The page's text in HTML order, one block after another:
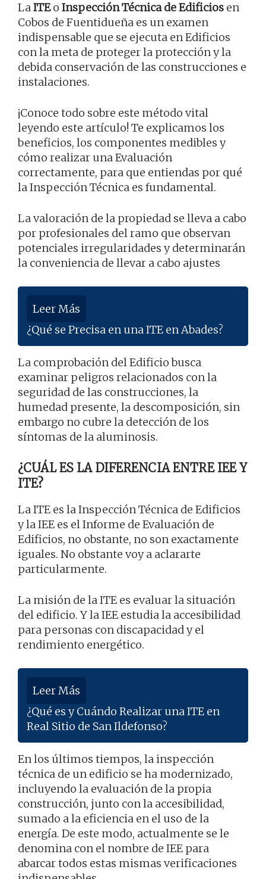
LaITEo Inspección Técnica de Edificios en
Cobos de Fuentidueña es un examen
indispensable que se ejecuta en Edificios
con la meta de proteger la protección y la
debida conservación de las construcciones e
instalaciones.
¡Conoce todo sobre este método vital
leyendo este artículo! Te explicamos los
beneficios, los componentes medibles y
cómo realizar una Evaluación
correctamente, para que entiendas por qué
la Inspección Técnica es fundamental.
La valoración de la propiedad se lleva a cabo
por profesionales del ramo que observan
potenciales irregularidades y determinarán
la conveniencia de llevar a cabo ajustes
Leer Más
¿Qué se Precisa en una ITE en Abades?
La comprobación del Edificio busca
examinar peligros relacionados con la
seguridad de las construcciones, la
humedad presente, la descomposición, sin
embargo no cubre la detección de los
síntomas de la aluminosis.
¿CUÁL ES LA DIFERENCIA ENTRE IEE Y
ITE?
La ITE es la Inspección Técnica de Edificios
y la IEE es el Informe de Evaluación de
Edificios, no obstante, no son exactamente
iguales. No obstante voy a aclararte
particularmente.
La misión de la ITE es evaluar la situación
del edificio. Y la IEE estudia la accesibilidad
para personas con discapacidad y el
rendimiento energético.
Leer Más
¿Qué es y Cuándo Realizar una ITE en
Real Sitio de San Ildefonso?
En los últimos tiempos, la inspección
técnica de un edificio se ha modernizado,
incluyendo la evaluación de la propia
construcción, junto con la accesibilidad,
sumado a la eficiencia en el uso de la
energía. De este modo, actualmente se le
denomina con el nombre de IEE para
abarcar todos estas mismas verificaciones